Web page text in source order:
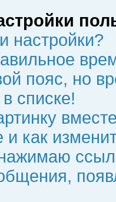
настройки?
пояс, но
списке!
и как